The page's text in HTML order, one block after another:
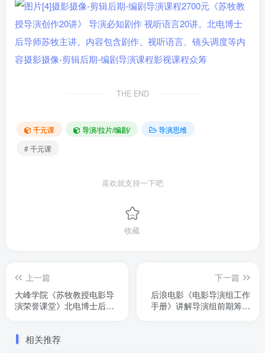
THE END
千元课 导演/拉片/编剧/
导演思维
# 千元课
喜欢就支持一下吧
收藏
上一篇
大峰学院《苏牧教授电影导
演荣誉课堂》北电博士后导
是其他人讲不了的。我看过
下一篇
后浪电影《电影导演组工作
手册》讲解导演组前期筹备
相关推荐